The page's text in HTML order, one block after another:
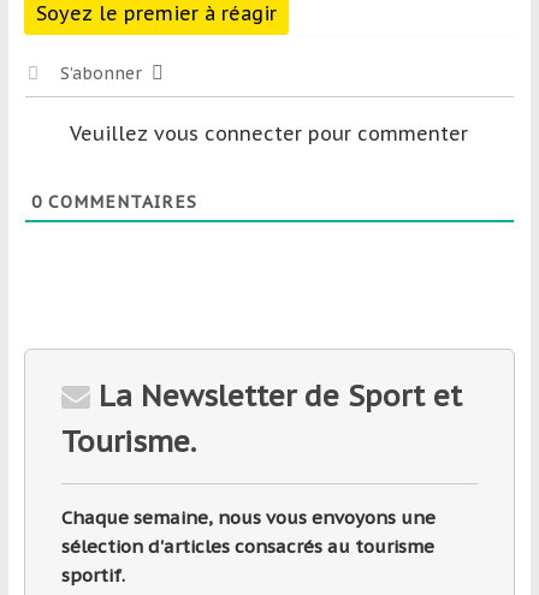
Soyez le premier à réagir
S’abonner
Veuillez vous connecter pour commenter
0COMMENTAIRES
La Newsletter de Sport et
Tourisme.
Chaque semaine, nous vous envoyons une
sélection d'articles consacrés au tourisme
sportif.